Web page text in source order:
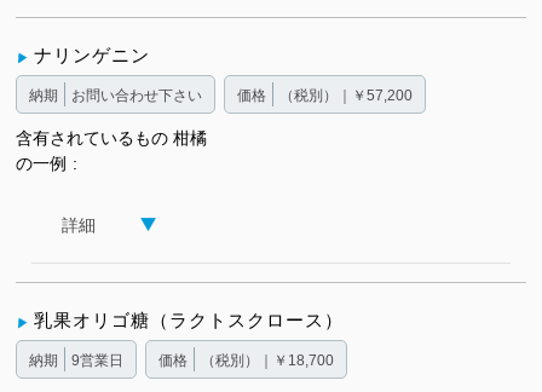
ナリンゲニン
納期 お問い合わせ下さい 価格 （税別）｜￥57,200
含有されているもの
の一例
柑橘
詳細
乳果オリゴ糖（ラクトスクロース）
納期 9営業日 価格 （税別）｜￥18,700